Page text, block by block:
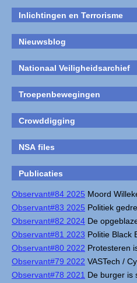
Inlichtingen en Terrorisme
Nieuwsblog
Nationaal Veiligheidsarchief
Troepenbewegingen
Crowddigging
NSA files
Publicaties
Observant#84 2025 Moord
Observant#83 2025 Politiek
Observant#82 2024 De
Observant#81 2023 Politie Black
Observant#80 2022 Protesteren
Observant#79 2022 VASTech /
Observant#78 2021 De burger is